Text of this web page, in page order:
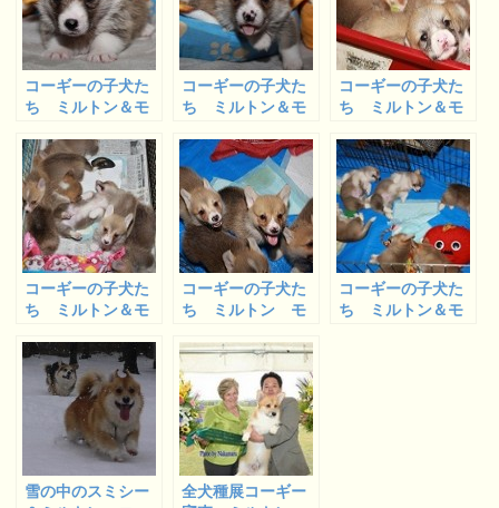
コーギーの子犬た
ち ミルトン＆モ
ランくん＆サンゴ
コーギーの子犬た
ち ミルトン＆モ
ムジーくん＆レオ
ナルドくん
コーギーの子犬た
ち ミルトン＆モ
３週間経ちました
コーギーの子犬た
ち ミルトン＆モ
だけ動画です
コーギーの子犬た
ち ミルトン モ
リーっ子たち
コーギーの子犬た
ち ミルトン＆モ
雪の中のスミシー
全犬種展コーギー